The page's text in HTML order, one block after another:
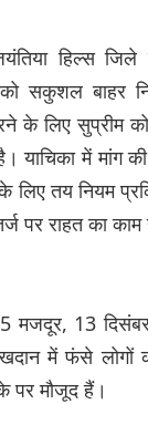
हिल्स
सकुशल बाहर
के लिए सुप्रीम
याचिका में मांग
तय नियम
पर राहत का काम
मजदूर, 13
में फंसे लोगों
पर मौजूद हैं।